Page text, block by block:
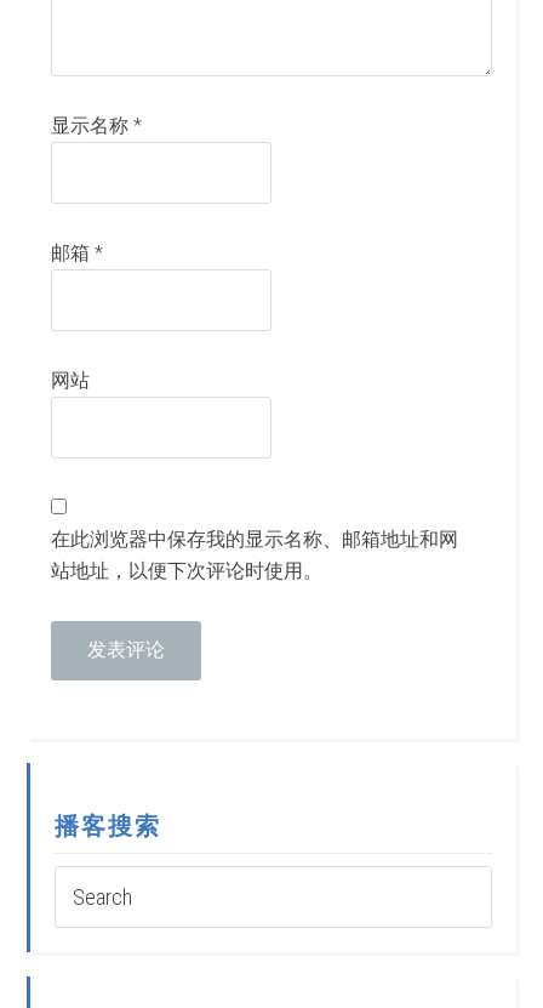
显示名称*
邮箱*
网站
在此浏览器中保存我的显示名称、邮箱地址和网
站地址，以便下次评论时使用。
播客搜索